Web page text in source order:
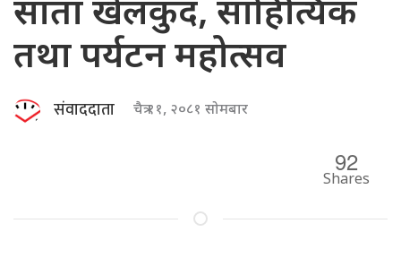
साता खेलकुद, साहित्यिक
तथा पर्यटन महोत्सव
संवाददाता चैत्र ११, २०८१ सोमबार
92
Shares